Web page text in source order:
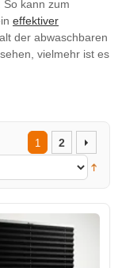
kann zum
effektiver
der abwaschbaren
vielmehr ist es
1 2